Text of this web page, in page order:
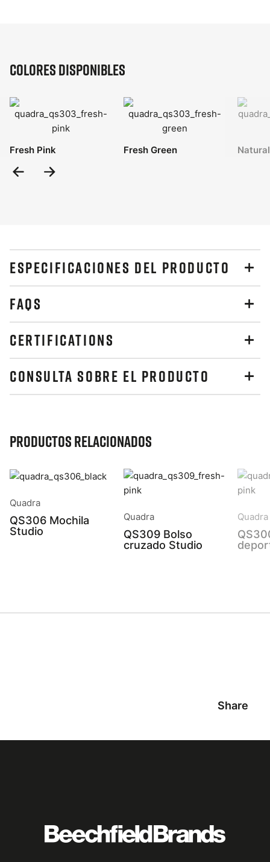
Colores disponibles
Fresh Pink Fresh Green
Previous
ESPECIFICACIONES DEL PRODUCTO
FAQS
CERTIFICATIONS
CONSULTA SOBRE EL PRODUCTO
Productos relacionados
Quadra
QS306 Mochila
Studio
Quadra
QS309 Bolso
cruzado Studio
Quadra
Share